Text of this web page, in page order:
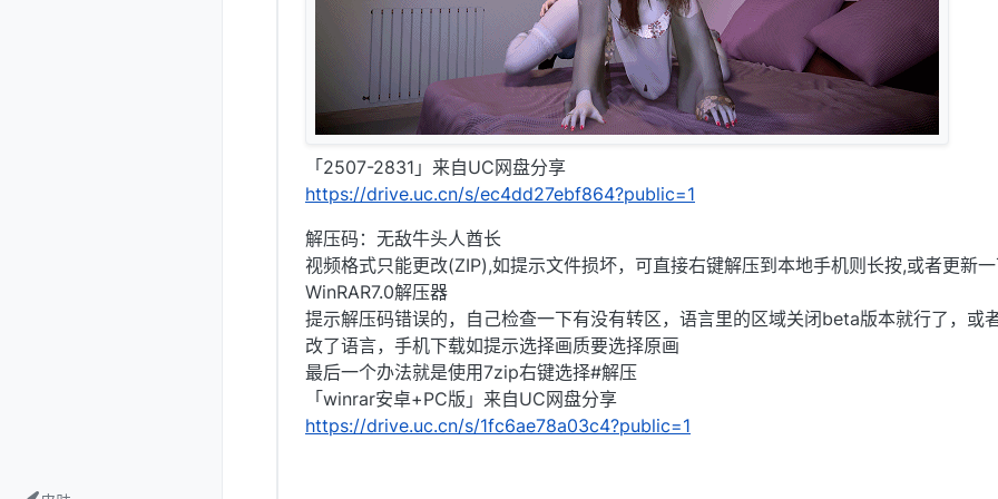
「2507-2831」来自UC网盘分享
https://drive.uc.cn/s/ec4dd27ebf864?public=1
解压码：无敌牛头人酋长
视频格式只能更改(ZIP),如提示文件损坏，可直接右键解压到本地手机则长按,或者更新
WinRAR7.0解压器
提示解压码错误的，自己检查一下有没有转区，语言里的区域关闭beta版本就行了，或
改了语言，手机下载如提示选择画质要选择原画
最后一个办法就是使用7zip右键选择#解压
「winrar安卓+PC版」来自UC网盘分享
https://drive.uc.cn/s/1fc6ae78a03c4?public=1